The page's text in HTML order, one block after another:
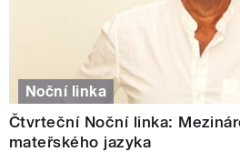
Noční linka
Čtvrteční Noční linka:
mateřského jazyka